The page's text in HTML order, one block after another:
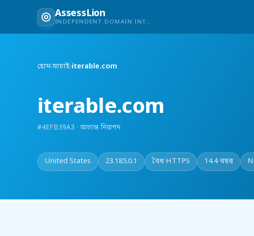
AssessLion
INDEPENDENT DOMAIN INTELLIGENCE
হোম›যাচাই›iterable.com
iterable.com
#4EFB39A3 · অত্যন্ত নিরাপদ
United States 23.185.0.1 বৈধ HTTPS 14.4 বছর